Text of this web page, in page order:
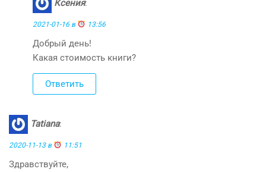
Ксения:
2021-01-16 в 13:56
Добрый день!
Какая стоимость книги?
Ответить
Tatiana:
2020-11-13 в 11:51
Здравствуйте,